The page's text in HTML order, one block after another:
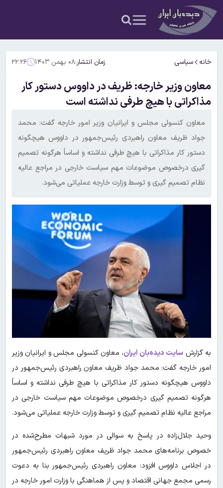
خانه سیاسی زمان انتشار:۰۸ بهمن ۱۴۰۳ ۲۲:۲۶
معاون وزیر خارجه: ظریف در داووس دستور کار
مذاکراتی با هیچ طرفی نداشته است
معاون کنسولی مجلس و ایرانیان وزیر امور خارجه گفت: محمد
جواد ظریف معاون راهبردی رئیس‌جمهور در داووس هیچگونه
دستور کار مذاکراتی با هیچ طرفی نداشته و اساساً هرگونه تصمیم
گیری درخصوص موضوعات مهم سیاست خارجی در مراجع عالیه
نظام تصمیم گیری و توسط وزارت خارجه عملیاتی می‌شود.
به گزارش سایت دیده‌بان ایران، معاون کنسولی مجلس و ایرانیان وزیر
امور خارجه گفت: محمد جواد ظریف معاون راهبردی رئیس‌جمهور در
داووس هیچگونه دستور کار مذاکراتی با هیچ طرفی نداشته و اساساً
هرگونه تصمیم گیری درخصوص موضوعات مهم سیاست خارجی در
مراجع عالیه نظام تصمیم گیری و توسط وزارت خارجه عملیاتی می‌شود.
وحید جلال‌زاده در پاسخ به سوالی در مورد شبهات مطرح‌شده در
خصوص برنامه‌های محمد جواد ظریف معاون راهبردی رئیس‌جمهور
در اجلاس داووس افزود: معاون راهبردی رئیس‌جمهور بنا به دعوت
رسمی مجمع جهانی اقتصاد و پس از هماهنگی با وزارت امور خارجه در